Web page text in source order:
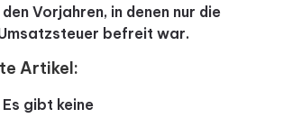
Vorjahren, in denen nur die
befreit war.
Artikel:
gibt keine